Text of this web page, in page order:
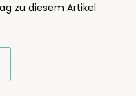
zu diesem Artikel